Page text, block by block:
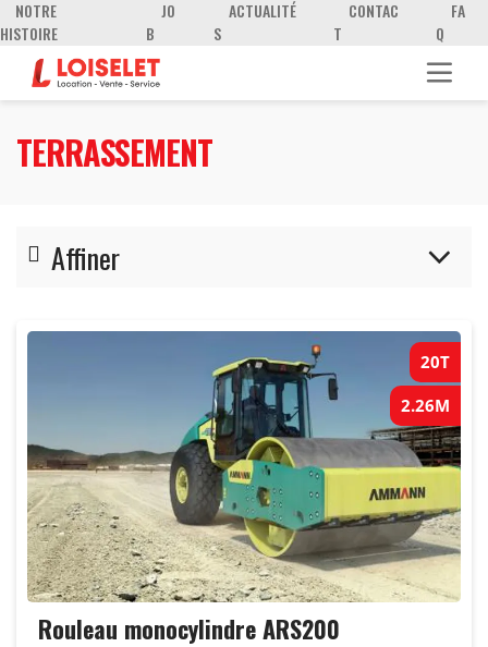
NOTRE
HISTOIRE
JO
B
ACTUALITÉ
S
CONTAC
T
FA
Q
TERRASSEMENT
Affiner
Accessoires pelles
Dumpers
Minipelles et Pelles
Pousseurs
20T
2.26M
Rouleau monocylindre ARS200